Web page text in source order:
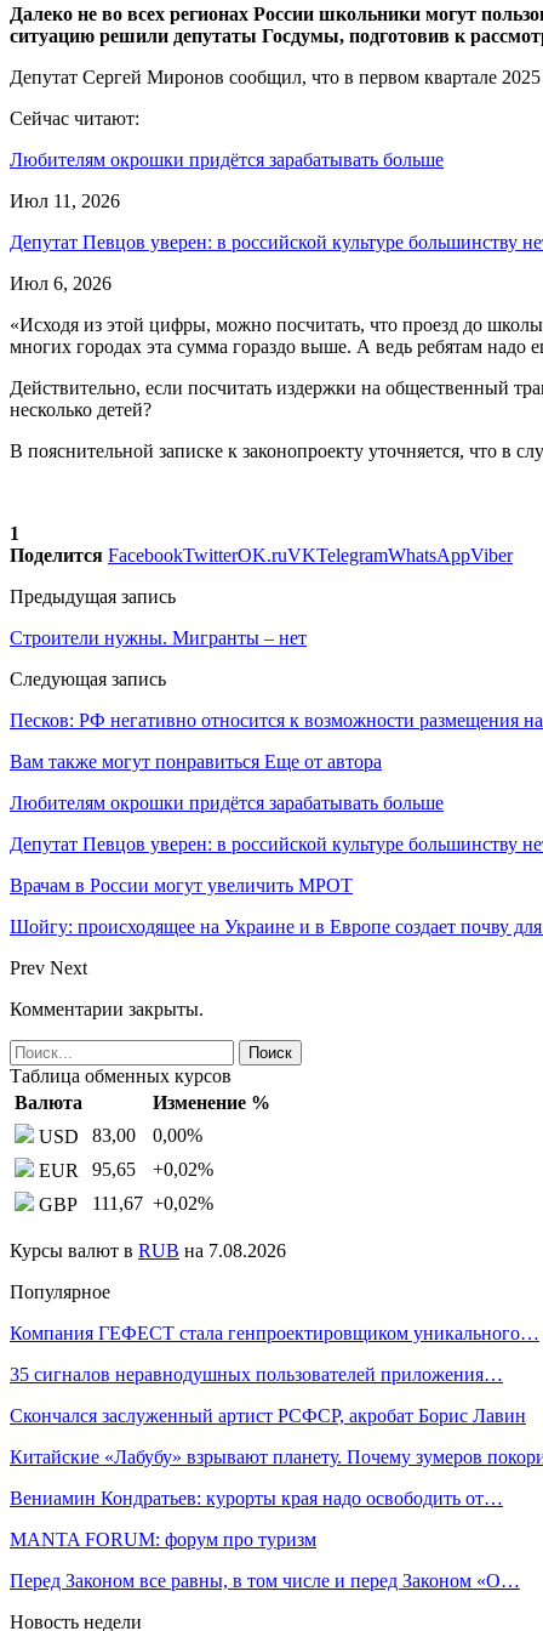
Далеко не во всех регионах России школьники могут
ситуацию решили депутаты Госдумы, подготовив к
Депутат Сергей Миронов сообщил, что в первом квартале
Сейчас читают:
Любителям окрошки придётся зарабатывать больше
Июл 11, 2026
Депутат Певцов уверен: в российской культуре большинству
Июл 6, 2026
«Исходя из этой цифры, можно посчитать, что проезд до
многих городах эта сумма гораздо выше. А ведь ребятам надо
Действительно, если посчитать издержки на общественный
несколько детей?
В пояснительной записке к законопроекту уточняется, что в
1
Поделится FacebookTwitterOK.ruVKTelegramWhatsAppViber
Предыдущая запись
Строители нужны. Мигранты – нет
Следующая запись
Песков: РФ негативно относится к возможности размещения
Вам также могут понравиться Еще от автора
Любителям окрошки придётся зарабатывать больше
Депутат Певцов уверен: в российской культуре большинству
Врачам в России могут увеличить МРОТ
Шойгу: происходящее на Украине и в Европе создает почву
Prev Next
Комментарии закрыты.
Таблица обменных курсов
Валюта
Изменение %
USD
83,00 0,00%
EUR
95,65 +0,02%
GBP
111,67 +0,02%
Курсы валют в RUB на 7.08.2026
Популярное
Компания ГЕФЕСТ стала генпроектировщиком уникального…
35 сигналов неравнодушных пользователей приложения…
Скончался заслуженный артист РСФСР, акробат Борис Лавин
Китайские «Лабубу» взрывают планету. Почему зумеров
Вениамин Кондратьев: курорты края надо освободить от…
MANTA FORUM: форум про туризм
Перед Законом все равны, в том числе и перед Законом «О…
Новость недели